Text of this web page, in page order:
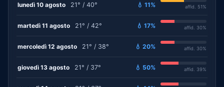
lunedì 10 agosto 21° / 40° 💧 11% affid. 51%
martedì 11 agosto 21° / 42° 💧 17% affid. 30%
mercoledì 12 agosto 21° / 38° 💧 20% affid. 30%
giovedì 13 agosto 21° / 37° 💧 50% affid. 39%